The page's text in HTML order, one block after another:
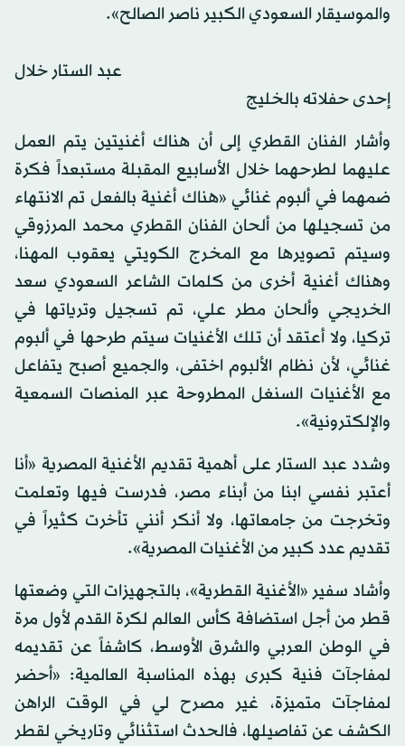
والموسيقار السعودي الكبير ناصر الصالح».
عبد الستار خلال
إحدى حفلاته بالخليج
وأشار الفنان القطري إلى أن هناك أغنيتين يتم العمل
عليهما لطرحهما خلال الأسابيع المقبلة مستبعداً فكرة
ضمهما في ألبوم غنائي «هناك أغنية بالفعل تم الانتهاء
من تسجيلها من ألحان الفنان القطري محمد المرزوقي
وسيتم تصويرها مع المخرج الكويتي يعقوب المهنا،
وهناك أغنية أخرى من كلمات الشاعر السعودي سعد
الخريجي وألحان مطر علي، تم تسجيل وترياتها في
تركيا، ولا أعتقد أن تلك الأغنيات سيتم طرحها في ألبوم
غنائي، لأن نظام الألبوم اختفى، والجميع أصبح يتفاعل
مع الأغنيات السنغل المطروحة عبر المنصات السمعية
والإلكترونية».
وشدد عبد الستار على أهمية تقديم الأغنية المصرية «أنا
أعتبر نفسي ابنا من أبناء مصر، فدرست فيها وتعلمت
وتخرجت من جامعاتها، ولا أنكر أنني تأخرت كثيراً في
تقديم عدد كبير من الأغنيات المصرية».
وأشاد سفير «الأغنية القطرية»، بالتجهيزات التي وضعتها
قطر من أجل استضافة كأس العالم لكرة القدم لأول مرة
في الوطن العربي والشرق الأوسط، كاشفاً عن تقديمه
لمفاجآت فنية كبرى بهذه المناسبة العالمية: «أحضر
لمفاجآت متميزة، غير مصرح لي في الوقت الراهن
الكشف عن تفاصيلها، فالحدث استثنائي وتاريخي لقطر